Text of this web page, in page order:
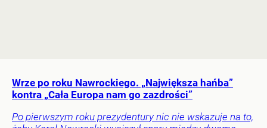
Wrze po roku Nawrockiego. „Największa hańba”
kontra „Cała Europa nam go zazdrości”
Po pierwszym roku prezydentury nic nie wskazuje na to,